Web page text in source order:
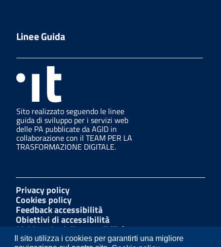
Il sito utilizza i cookies per garantirti una migliore
Linee Guida
Sito realizzato seguendo le linee
guida di sviluppo per i servizi web
delle PA pubblicate da AGID in
collaborazione con il TEAM PER LA
TRASFORMAZIONE DIGITALE.
Privacy policy
Cookies policy
Feedback accessibilità
Obiettivi di accessibilità
Dichiarazioni di accessibilità
Amministrazione Trasparente